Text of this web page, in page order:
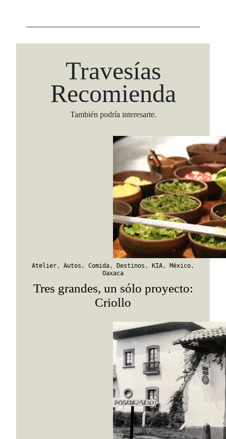
Travesías
Recomienda
También podría interesarte.
Atelier, Autos , Comida, Destinos , KIA, México,
Oaxaca
Tres grandes, un sólo proyecto:
Criollo
Viaja con Travesías, recibe cada semana
itinerarios, tips de insider y las guías más